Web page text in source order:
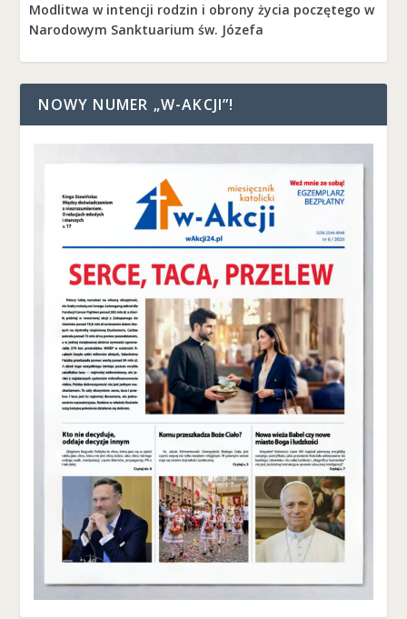
Modlitwa w intencji rodzin i obrony życia poczętego w
Narodowym Sanktuarium św. Józefa
NOWY NUMER „W-AKCJI”!